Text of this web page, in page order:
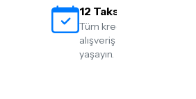
12 Taksit İmkanı
Tüm kredi kartlarına 12
alışveriş yapmanın
yaşayın.